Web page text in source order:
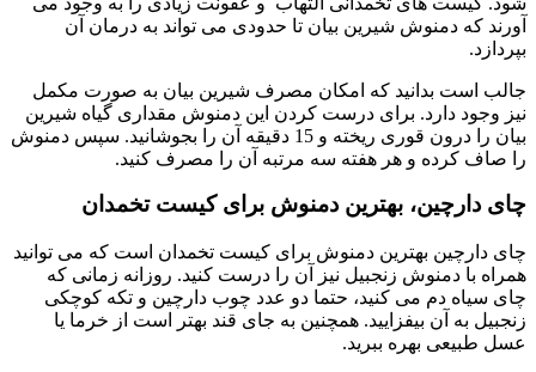
آورند که دمنوش شیرین بیان تا حدودی می تواند به درمان آن
بپردازد.
جالب است بدانید که امکان مصرف شیرین بیان به صورت مکمل
نیز وجود دارد. برای درست کردن این دمنوش مقداری گیاه شیرین
بیان را درون قوری ریخته و 15 دقیقه آن را بجوشانید. سپس دمنوش
را صاف کرده و هر هفته سه مرتبه آن را مصرف کنید.
چای دارچین، بهترین دمنوش برای کیست تخمدان
چای دارچین بهترین دمنوش برای کیست تخمدان است که می توانید
همراه با دمنوش زنجبیل نیز آن را درست کنید. روزانه زمانی که
چای سیاه دم می کنید، حتما دو عدد چوب دارچین و تکه کوچکی
زنجبیل به آن بیفزایید. همچنین به جای قند بهتر است از خرما یا
عسل طبیعی بهره ببرید.